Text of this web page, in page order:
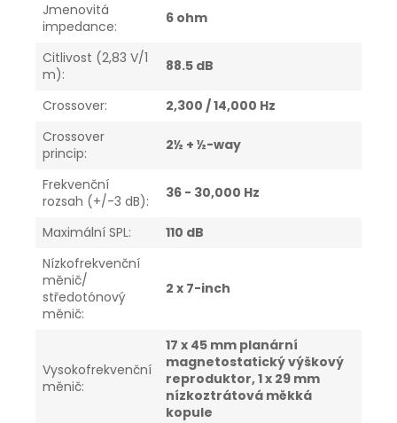
Jmenovitá
impedance: 6 ohm
Citlivost (2,83 V/1
m): 88.5 dB
Crossover:
2,300 / 14,000 Hz
Crossover
princip: 2½ + ½-way
Frekvenční
rozsah (+/-3 dB): 36 - 30,000 Hz
Maximální SPL:
110 dB
Nízkofrekvenční
měnič/
středotónový
měnič:
2 x 7-inch
Vysokofrekvenční
měnič:
17 x 45 mm planární
magnetostatický výškový
reproduktor, 1 x 29 mm
nízkoztrátová měkká
kopule